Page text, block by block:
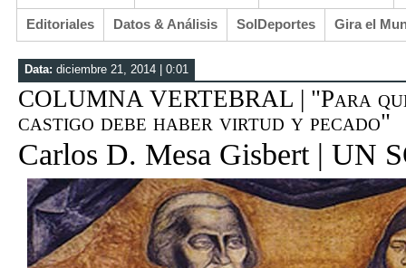
Editoriales Datos & Análisis SolDeportes Gira el
Data: diciembre 21, 2014 | 0:01
COLUMNA VERTEBRAL | "Para
castigo debe haber virtud y pecado"
Carlos D. Mesa Gisbert | UN